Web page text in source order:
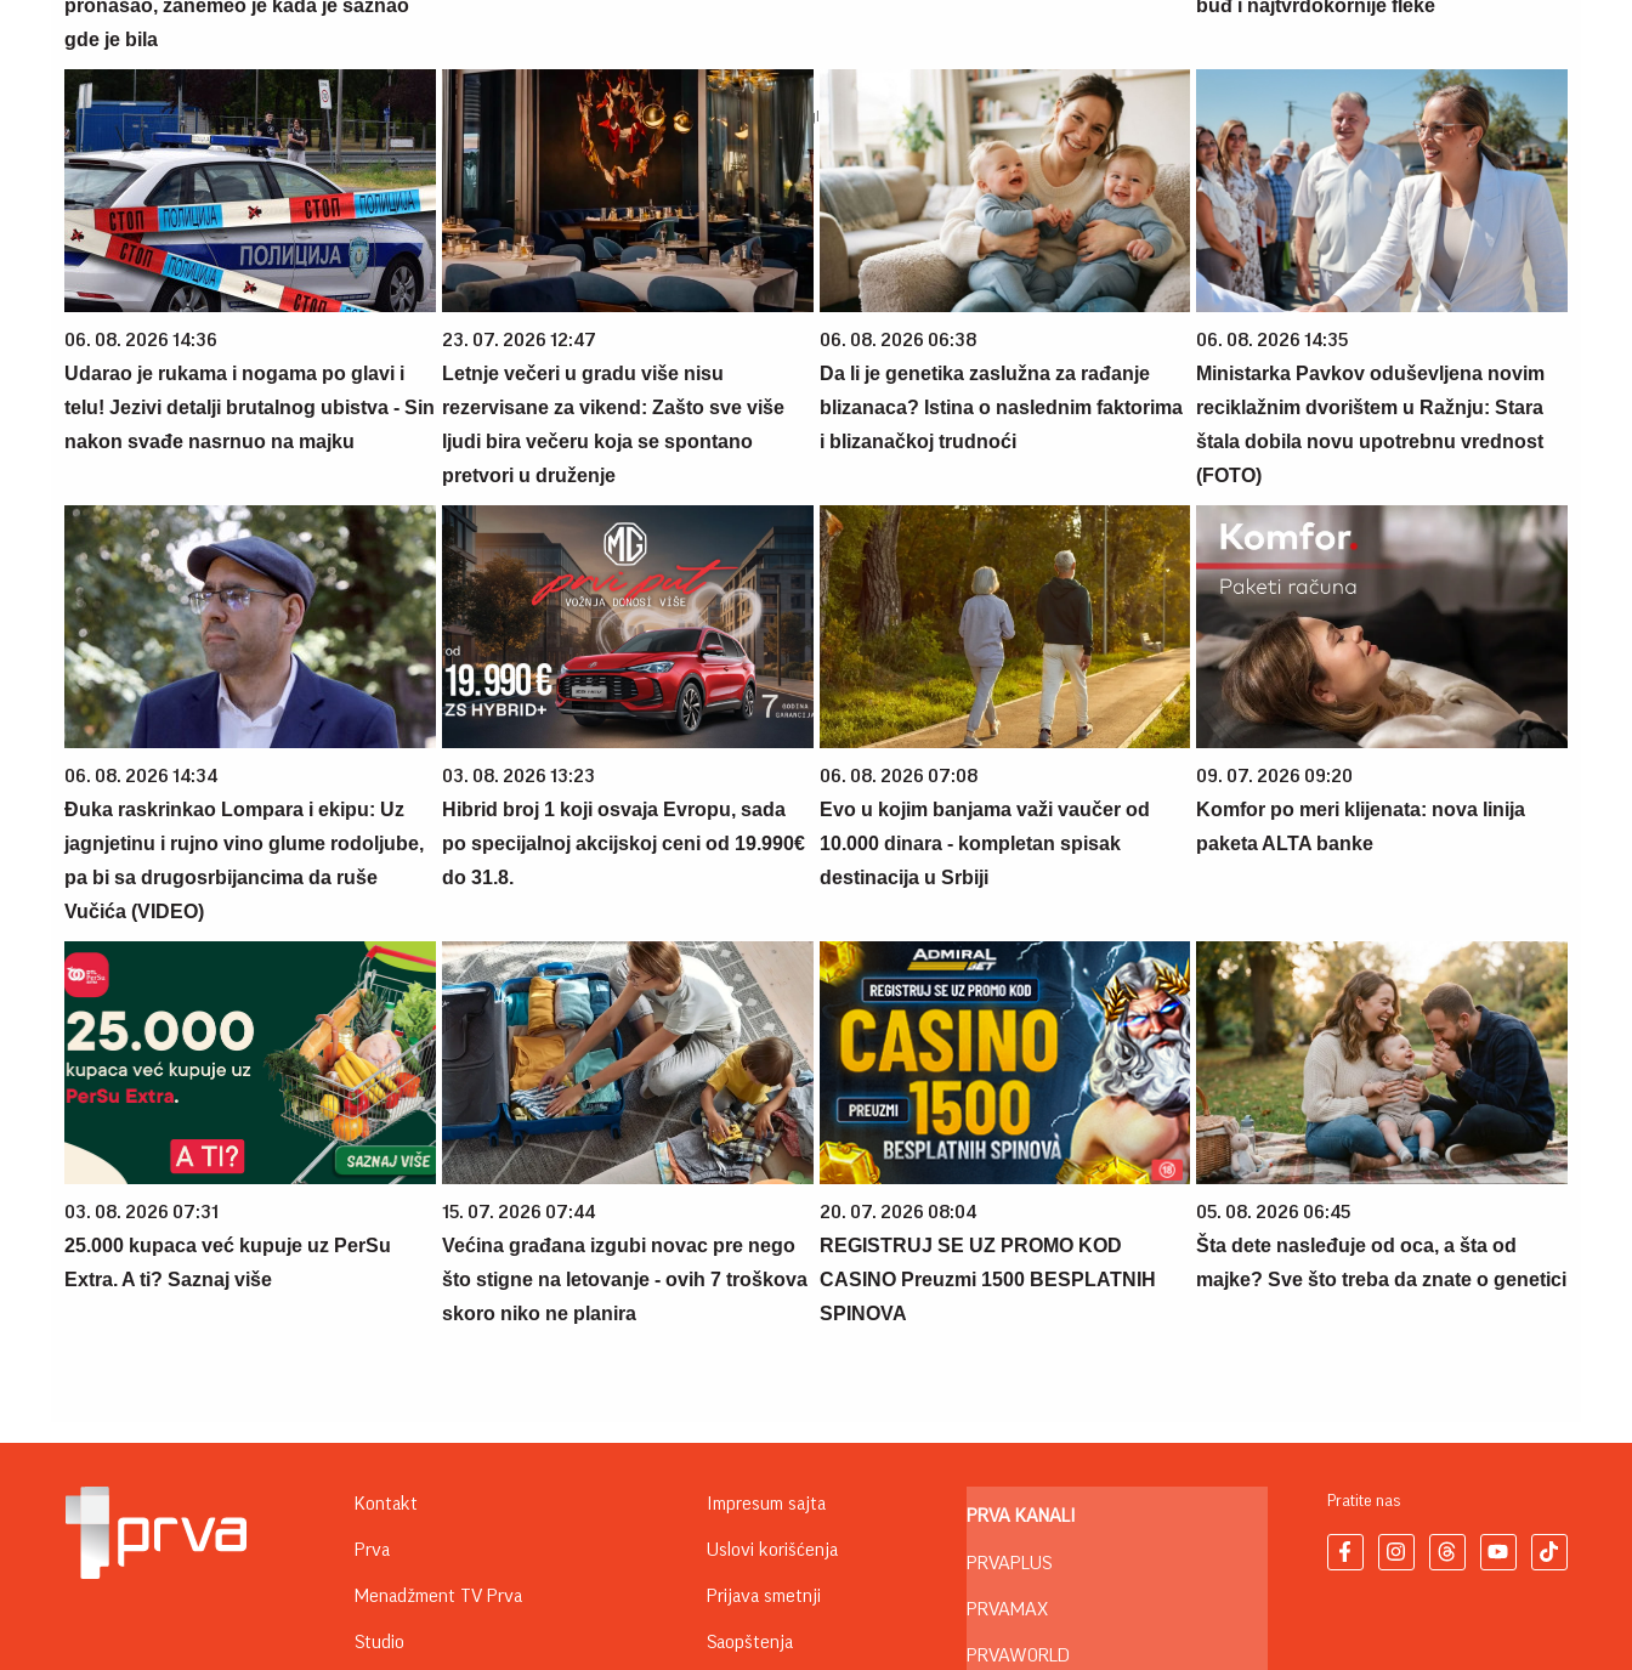
pronašao, zanemeo je kada je saznao
gde je bila
buđ i najtvrdokornije fleke
06. 08. 2026 14:36
Udarao je rukama i nogama po glavi i
telu! Jezivi detalji brutalnog ubistva - Sin
nakon svađe nasrnuo na majku
23. 07. 2026 12:47
Letnje večeri u gradu više nisu
rezervisane za vikend: Zašto sve više
ljudi bira večeru koja se spontano
pretvori u druženje
06. 08. 2026 06:38
Da li je genetika zaslužna za rađanje
blizanaca? Istina o naslednim faktorima
i blizanačkoj trudnoći
06. 08. 2026 14:35
Ministarka Pavkov oduševljena novim
reciklažnim dvorištem u Ražnju: Stara
štala dobila novu upotrebnu vrednost
(FOTO)
06. 08. 2026 14:34
Đuka raskrinkao Lompara i ekipu: Uz
jagnjetinu i rujno vino glume rodoljube,
pa bi sa drugosrbijancima da ruše
Vučića (VIDEO)
03. 08. 2026 13:23
Hibrid broj 1 koji osvaja Evropu, sada
po specijalnoj akcijskoj ceni od 19.990€
do 31.8.
06. 08. 2026 07:08
Evo u kojim banjama važi vaučer od
10.000 dinara - kompletan spisak
destinacija u Srbiji
09. 07. 2026 09:20
Komfor po meri klijenata: nova linija
paketa ALTA banke
03. 08. 2026 07:31
25.000 kupaca već kupuje uz PerSu
Extra. A ti? Saznaj više
15. 07. 2026 07:44
Većina građana izgubi novac pre nego
što stigne na letovanje - ovih 7 troškova
skoro niko ne planira
20. 07. 2026 08:04
REGISTRUJ SE UZ PROMO KOD
CASINO Preuzmi 1500 BESPLATNIH
SPINOVA
05. 08. 2026 06:45
Šta dete nasleđuje od oca, a šta od
majke? Sve što treba da znate o genetici
Kontakt
Prva
Menadžment TV Prva
Studio
Impresum sajta
Uslovi korišćenja
Prijava smetnji
Saopštenja
PRVA KANALI
PRVAPLUS
PRVAMAX
PRVAWORLD
Pratite nas